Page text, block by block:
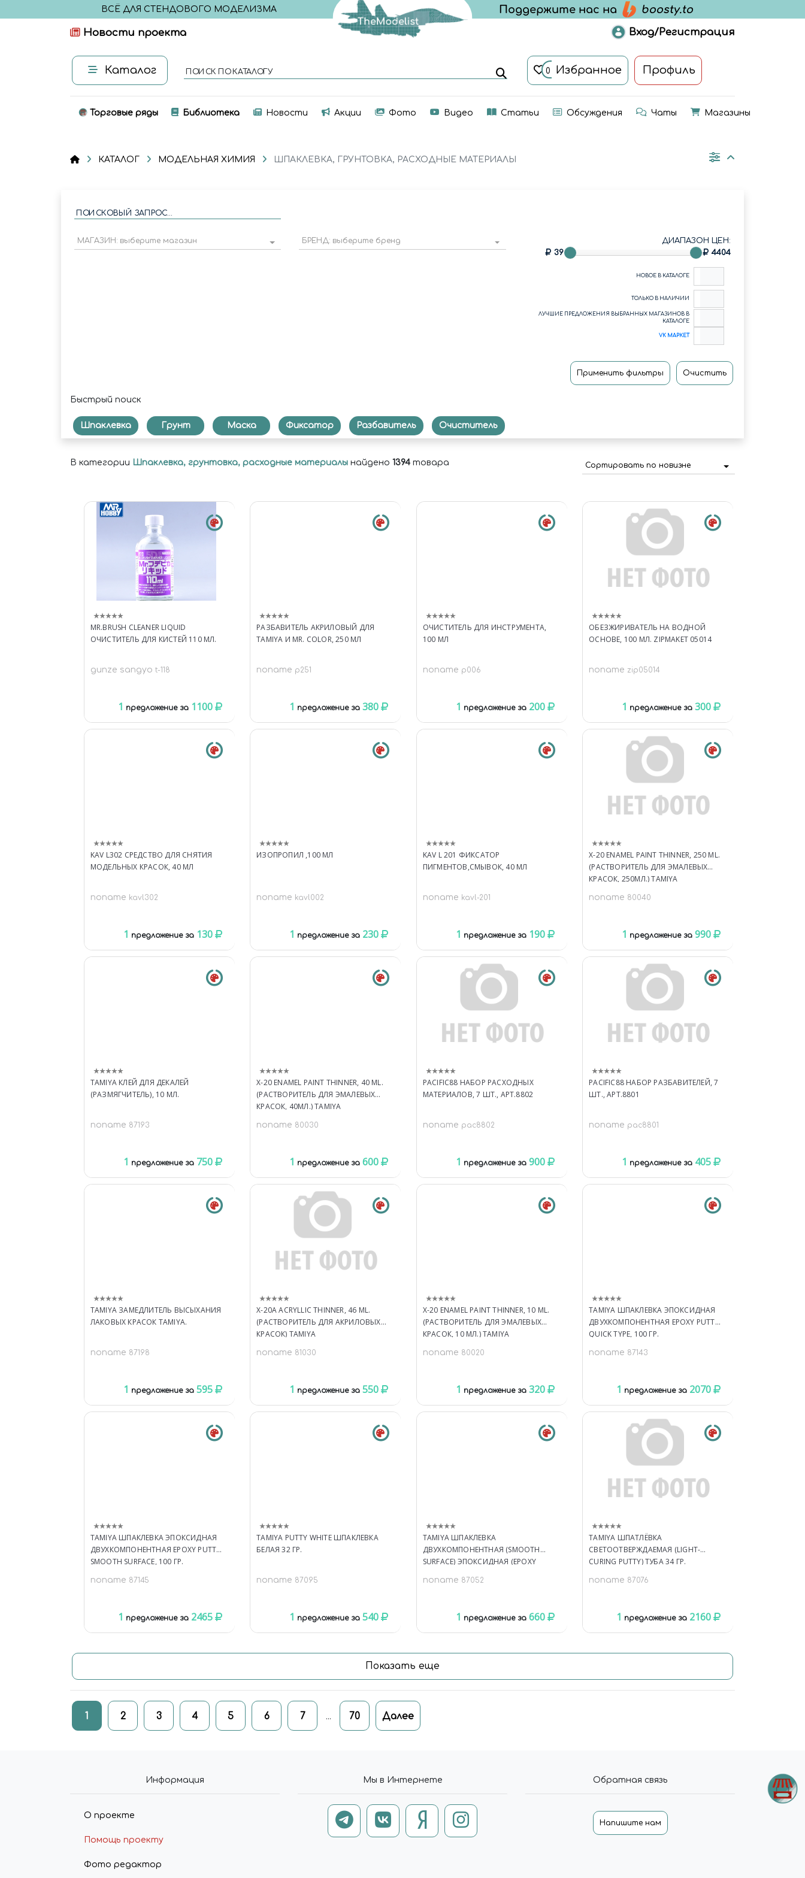
ВСЁ ДЛЯ СТЕНДОВОГО МОДЕЛИЗМА
Новости проекта Вход/Регистрация
Каталог ПОИСК ПО КАТАЛОГУ 0 Избранное Профиль
Торговые ряды Библиотека Новости Акции Фото Видео Статьи Обсуждения Чаты Магазины
КАТАЛОГ МОДЕЛЬНАЯ ХИМИЯ ШПАКЛЕВКА, ГРУНТОВКА, РАСХОДНЫЕ МАТЕРИАЛЫ
ПОИСКОВЫЙ ЗАПРОС...
МАГАЗИН: выберите магазин БРЕНД: выберите бренд
ДИАПАЗОН ЦЕН:
39
4404
НОВОЕ В КАТАЛОГЕ
ТОЛЬКО В НАЛИЧИИ
ЛУЧШИЕ ПРЕДЛОЖЕНИЯ ВЫБРАННЫХ МАГАЗИНОВ В
КАТАЛОГЕ
VK МАРКЕТ
Применить фильтры Очистить
Быстрый поиск
Шпаклевка Грунт Маска Фиксатор Разбавитель Очиститель
В категории Шпаклевка, грунтовка, расходные материалы найдено 1394 товара Сортировать по новизне
MR.BRUSH CLEANER LIQUID
ОЧИСТИТЕЛЬ ДЛЯ КИСТЕЙ 110 МЛ.
gunze sangyo t-118
1 предложение за 1100
РАЗБАВИТЕЛЬ АКРИЛОВЫЙ ДЛЯ
TAMIYA И MR. COLOR, 250 МЛ
noname p251
1 предложение за380
ОЧИСТИТЕЛЬ ДЛЯ ИНСТРУМЕНТА,
100 МЛ
noname p006
1 предложение за 200
ОБЕЗЖИРИВАТЕЛЬ НА ВОДНОЙ
ОСНОВЕ, 100 МЛ. ZIPMAKET 05014
noname zip05014
1 предложение за300
KAV L302 СРЕДСТВО ДЛЯ СНЯТИЯ
МОДЕЛЬНЫХ КРАСОК, 40 МЛ
noname kavl302
1 предложение за 130
ИЗОПРОПИЛ ,100 МЛ
noname kavl002
1 предложение за 230
KAV L 201 ФИКСАТОР
ПИГМЕНТОВ,СМЫВОК, 40 МЛ
noname kavl-201
1 предложение за 190
X-20 ENAMEL PAINT THINNER, 250 ML.
(РАСТВОРИТЕЛЬ ДЛЯ ЭМАЛЕВЫХ
КРАСОК, 250МЛ.) TAMIYA
noname 80040
1 предложение за990
TAMIYA КЛЕЙ ДЛЯ ДЕКАЛЕЙ
(РАЗМЯГЧИТЕЛЬ), 10 МЛ.
noname 87193
1 предложение за 750
X-20 ENAMEL PAINT THINNER, 40 ML.
(РАСТВОРИТЕЛЬ ДЛЯ ЭМАЛЕВЫХ
КРАСОК, 40МЛ.) TAMIYA
noname 80030
1 предложение за600
PACIFIC88 НАБОР РАСХОДНЫХ
МАТЕРИАЛОВ, 7 ШТ., АРТ.8802
noname pac8802
1 предложение за 900
PACIFIC88 НАБОР РАЗБАВИТЕЛЕЙ, 7
ШТ., АРТ.8801
noname pac8801
1 предложение за 405
TAMIYA ЗАМЕДЛИТЕЛЬ ВЫСЫХАНИЯ
ЛАКОВЫХ КРАСОК TAMIYA.
noname 87198
1 предложение за 595
X-20A ACRYLLIC THINNER, 46 ML.
(РАСТВОРИТЕЛЬ ДЛЯ АКРИЛОВЫХ
КРАСОК) TAMIYA
noname 81030
1 предложение за550
X-20 ENAMEL PAINT THINNER, 10 ML.
(РАСТВОРИТЕЛЬ ДЛЯ ЭМАЛЕВЫХ
КРАСОК, 10 МЛ.) TAMIYA
noname 80020
1 предложение за 320
TAMIYA ШПАКЛЕВКА ЭПОКСИДНАЯ
ДВУХКОМПОНЕНТНАЯ EPOXY PUTTY
QUICK TYPE, 100 ГР.
noname 87143
1 предложение за 2070
TAMIYA ШПАКЛЕВКА ЭПОКСИДНАЯ
ДВУХКОМПОНЕНТНАЯ EPOXY PUTTY
SMOOTH SURFACE, 100 ГР.
noname 87145
1 предложение за 2465
TAMIYA PUTTY WHITE ШПАКЛЕВКА
БЕЛАЯ 32 ГР.
noname 87095
1 предложение за540
TAMIYA ШПАКЛЕВКА
ДВУХКОМПОНЕНТНАЯ (SMOOTH
SURFACE) ЭПОКСИДНАЯ (EPOXY
noname 87052
1 предложение за 660
TAMIYA ШПАТЛЁВКА
СВЕТООТВЕРЖДАЕМАЯ (LIGHT-
CURING PUTTY) ТУБА 34 ГР.
noname 87076
1 предложение за 2160
Показать еще
1 2 3 4 5 6 7 ... 70 Далее
Информация
О проекте
Помощь проекту
Фото редактор
Мы в Интернете Обратная связь
Напишите нам